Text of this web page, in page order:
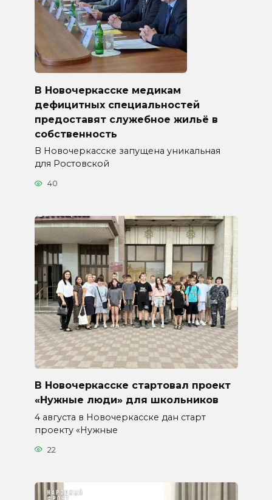
В Новочеркасске медикам
дефицитных специальностей
предоставят служебное жильё в
собственность
В Новочеркасске запущена уникальная
для Ростовской
40
В Новочеркасске стартовал проект
«Нужные люди» для школьников
4 августа в Новочеркасске дан старт
проекту «Нужные
22